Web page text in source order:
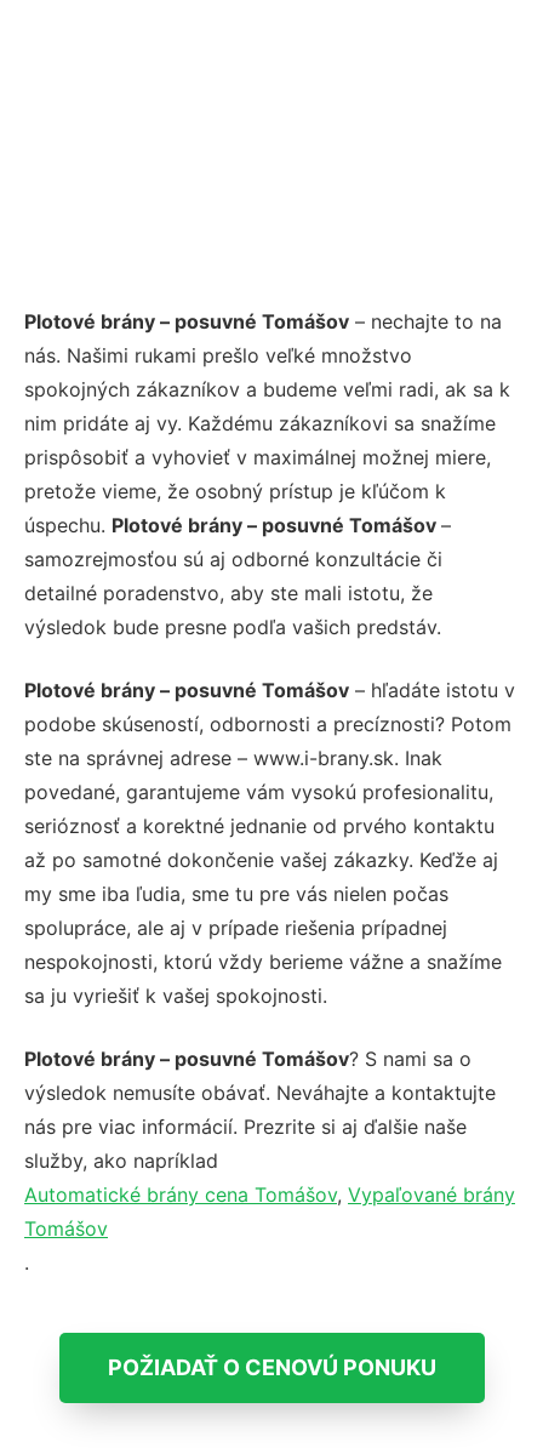
Plotové brány – posuvné Tomášov – nechajte to na
nás. Našimi rukami prešlo veľké množstvo
spokojných zákazníkov a budeme veľmi radi, ak sa k
nim pridáte aj vy. Každému zákazníkovi sa snažíme
prispôsobiť a vyhovieť v maximálnej možnej miere,
pretože vieme, že osobný prístup je kľúčom k
úspechu. Plotové brány – posuvné Tomášov –
samozrejmosťou sú aj odborné konzultácie či
detailné poradenstvo, aby ste mali istotu, že
výsledok bude presne podľa vašich predstáv.
Plotové brány – posuvné Tomášov – hľadáte istotu v
podobe skúseností, odbornosti a precíznosti? Potom
ste na správnej adrese – www.i-brany.sk. Inak
povedané, garantujeme vám vysokú profesionalitu,
serióznosť a korektné jednanie od prvého kontaktu
až po samotné dokončenie vašej zákazky. Keďže aj
my sme iba ľudia, sme tu pre vás nielen počas
spolupráce, ale aj v prípade riešenia prípadnej
nespokojnosti, ktorú vždy berieme vážne a snažíme
sa ju vyriešiť k vašej spokojnosti.
Plotové brány – posuvné Tomášov? S nami sa o
výsledok nemusíte obávať. Neváhajte a kontaktujte
nás pre viac informácií. Prezrite si aj ďalšie naše
služby, ako napríklad
Automatické brány cena Tomášov, Vypaľované brány
Tomášov
.
POŽIADAŤ O CENOVÚ PONUKU